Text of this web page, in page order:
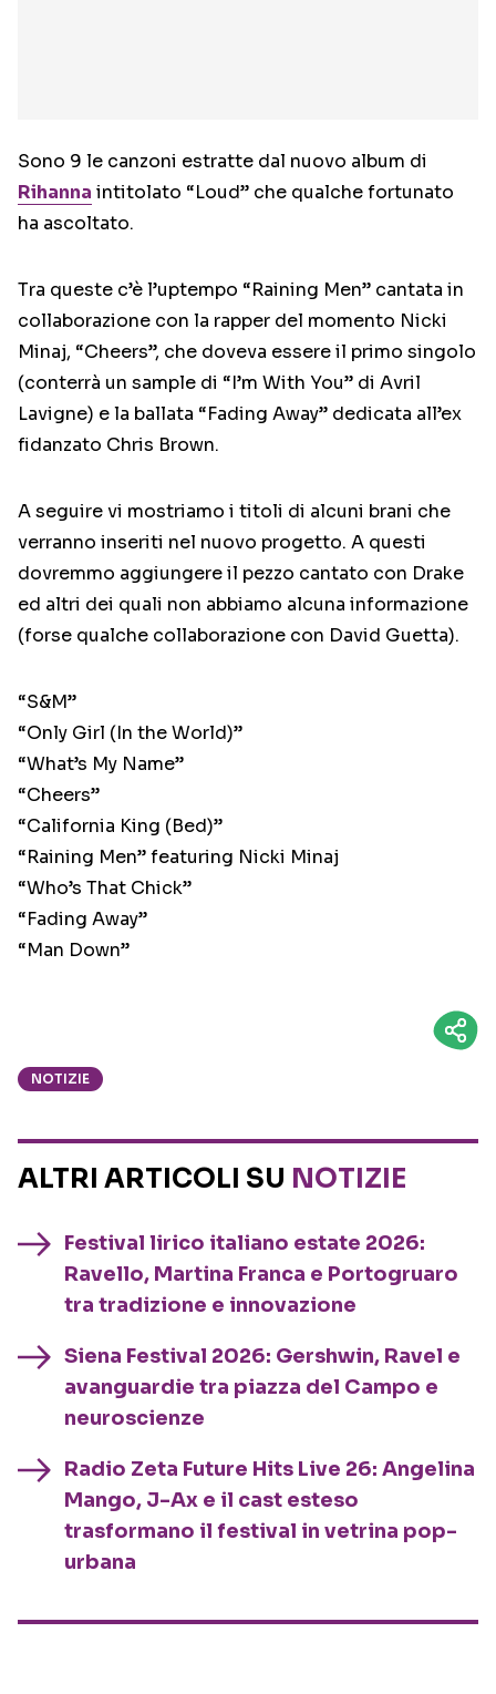
Sono 9 le canzoni estratte dal nuovo album di
Rihanna intitolato “Loud” che qualche fortunato
ha ascoltato.
Tra queste c’è l’uptempo “Raining Men” cantata in
collaborazione con la rapper del momento Nicki
Minaj, “Cheers”, che doveva essere il primo singolo
(conterrà un sample di “I’m With You” di Avril
Lavigne) e la ballata “Fading Away” dedicata all’ex
fidanzato Chris Brown.
A seguire vi mostriamo i titoli di alcuni brani che
verranno inseriti nel nuovo progetto. A questi
dovremmo aggiungere il pezzo cantato con Drake
ed altri dei quali non abbiamo alcuna informazione
(forse qualche collaborazione con David Guetta).
“S&M”
“Only Girl (In the World)”
“What’s My Name”
“Cheers”
“California King (Bed)”
“Raining Men” featuring Nicki Minaj
“Who’s That Chick”
“Fading Away”
“Man Down”
NOTIZIE
ALTRI ARTICOLI SU NOTIZIE
Festival lirico italiano estate 2026:
Ravello, Martina Franca e Portogruaro
tra tradizione e innovazione
Siena Festival 2026: Gershwin, Ravel e
avanguardie tra piazza del Campo e
neuroscienze
Radio Zeta Future Hits Live 26: Angelina
Mango, J-Ax e il cast esteso
trasformano il festival in vetrina pop-
urbana